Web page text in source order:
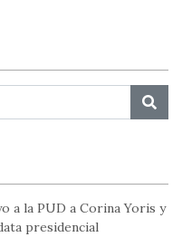
a la PUD a Corina Yoris y
presidencial